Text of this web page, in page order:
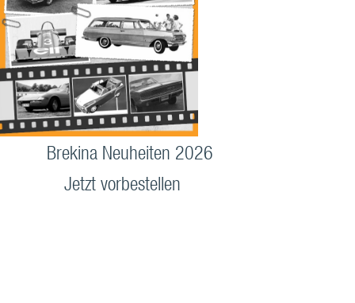
Brekina Neuheiten 2026
Jetzt vorbestellen